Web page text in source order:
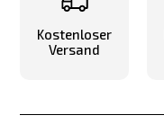
Kostenloser
Versand